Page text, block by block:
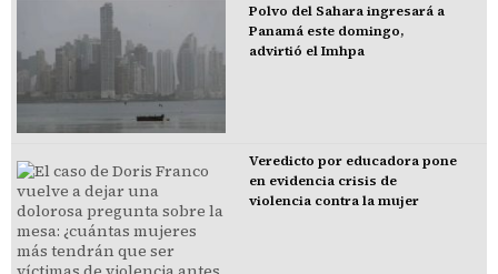
Polvo del Sahara ingresará a
Panamá este domingo,
advirtió el Imhpa
Veredicto por educadora pone
en evidencia crisis de
violencia contra la mujer